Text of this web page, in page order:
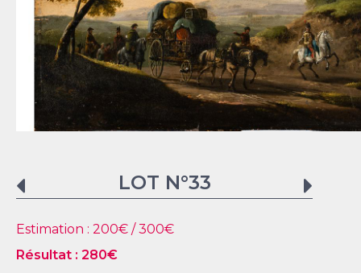
LOT N°33
Estimation : 200€ /300€
Résultat : 280€